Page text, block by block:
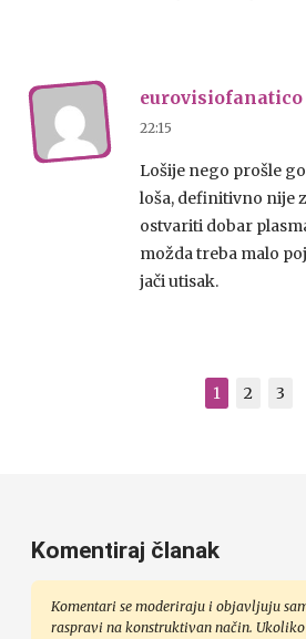
eurovisiofanatico
22:15
Lošije nego prošle
loša, definitivno nije
ostvariti dobar
možda treba malo
jači utisak.
1 2 3
Komentiraj članak
Komentari se moderiraju i objavljuju
raspravi na konstruktivan način. Ukoliko